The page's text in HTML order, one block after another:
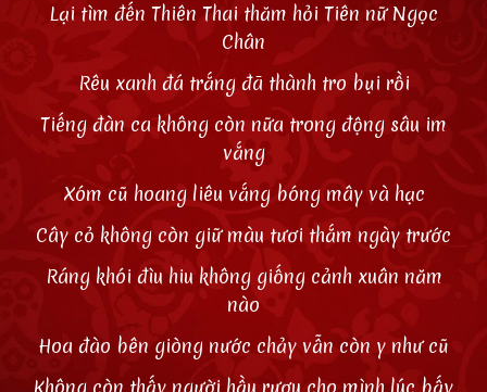
Lại tìm đến Thiên Thai thăm hỏi Tiên nữ Ngọc
Chân
Rêu xanh đá trắng đã thành tro bụi rồi
Tiếng đàn ca không còn nữa trong động sâu im
vắng
Xóm cũ hoang liêu vắng bóng mây và hạc
Cây cỏ không còn giữ màu tươi thắm ngày trước
Ráng khói đìu hiu không giống cảnh xuân năm
nào
Hoa đào bên giòng nước chảy vẫn còn y như cũ